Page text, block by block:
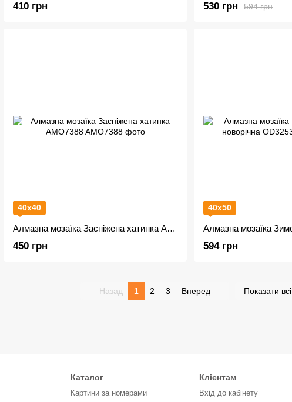
410 грн 594 грн
530 грн
40х40
Алмазна мозаїка Засніжена хатинка AMO7388
450 грн
40х50
594 грн
Назад 1 2 3 Вперед Показати всі
Каталог
Картини за номерами
Клієнтам
Вхід до кабінету